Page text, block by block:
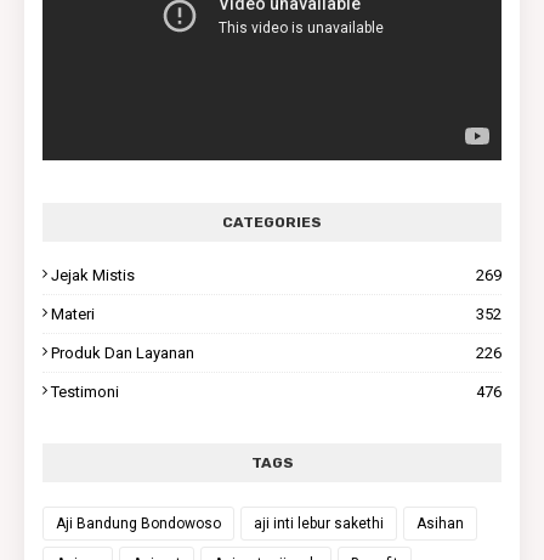
CATEGORIES
Jejak Mistis 269
Materi 352
Produk Dan Layanan 226
Testimoni 476
TAGS
Aji Bandung Bondowoso aji inti lebur sakethi Asihan